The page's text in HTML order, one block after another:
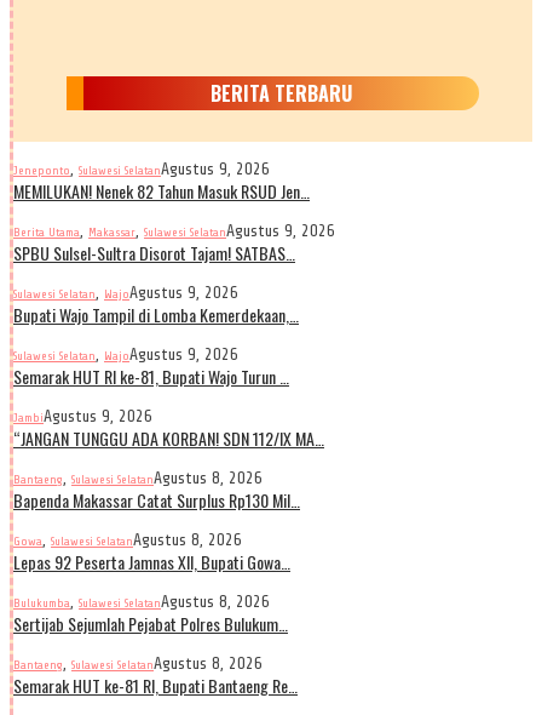
BERITA TERBARU
Jeneponto, Sulawesi SelatanAgustus 9, 2026
MEMILUKAN! Nenek 82 Tahun Masuk RSUD Jen…
Berita Utama, Makassar, Sulawesi SelatanAgustus 9, 2026
SPBU Sulsel-Sultra Disorot Tajam! SATBAS…
Sulawesi Selatan, WajoAgustus 9, 2026
Bupati Wajo Tampil di Lomba Kemerdekaan,…
Sulawesi Selatan, WajoAgustus 9, 2026
Semarak HUT RI ke-81, Bupati Wajo Turun …
JambiAgustus 9, 2026
“JANGAN TUNGGU ADA KORBAN! SDN 112/IX MA…
Bantaeng, Sulawesi SelatanAgustus 8, 2026
Bapenda Makassar Catat Surplus Rp130 Mil…
Gowa, Sulawesi SelatanAgustus 8, 2026
Lepas 92 Peserta Jamnas XII, Bupati Gowa…
Bulukumba, Sulawesi SelatanAgustus 8, 2026
Sertijab Sejumlah Pejabat Polres Bulukum…
Bantaeng, Sulawesi SelatanAgustus 8, 2026
Semarak HUT ke-81 RI, Bupati Bantaeng Re…